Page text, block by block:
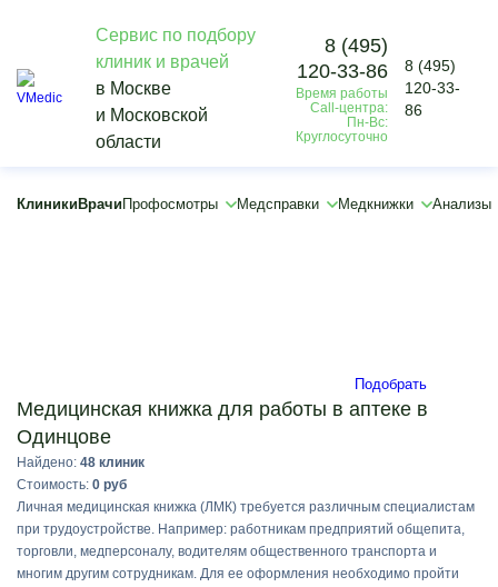
Сервис по подбору
клиник и врачей
в Москве
и Московской
области
8 (495)
120-33-86
Время работы
Call-центра:
Пн-Вс:
Круглосуточно
8 (495)
120-33-
86
Клиники Врачи Профосмотры Медсправки Медкнижки Анализы
Vmedic
Медкнижки
Медицинская книжка для работы в аптеке
Подобрать
Медицинская книжка для работы в аптеке в
Одинцове
Найдено: 48 клиник
Стоимость: 0 руб
Личная медицинская книжка (ЛМК) требуется различным специалистам
при трудоустройстве. Например: работникам предприятий общепита,
торговли, медперсоналу, водителям общественного транспорта и
многим другим сотрудникам. Для ее оформления необходимо пройти